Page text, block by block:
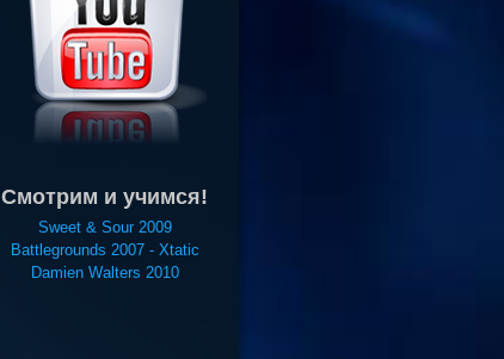
Смотрим и учимся!
Sweet & Sour 2009
Battlegrounds 2007 - Xtatic
Damien Walters 2010